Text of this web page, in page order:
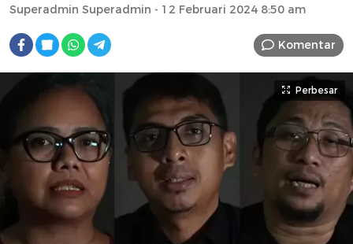
Superadmin Superadmin - 12 Februari 2024 8:50 am
Komentar
Perbesar